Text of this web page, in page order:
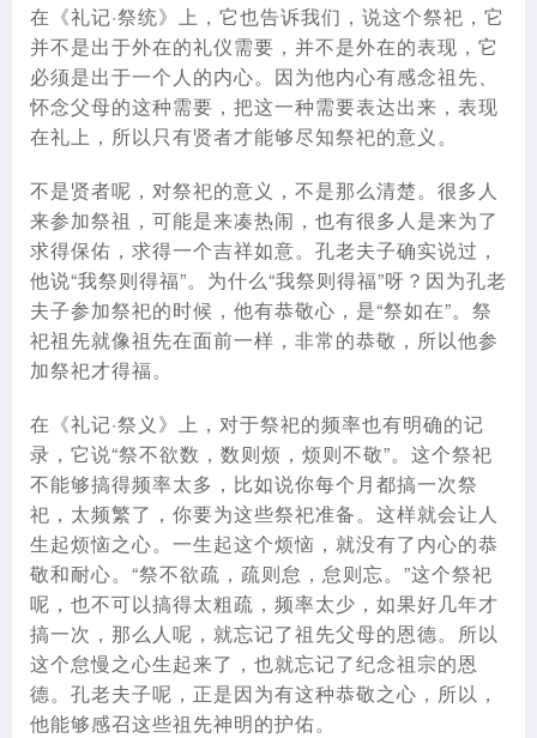
在《礼记·祭统》上，它也告诉我们，说这个祭祀，它
并不是出于外在的礼仪需要，并不是外在的表现，它
必须是出于一个人的内心。因为他内心有感念祖先、
怀念父母的这种需要，把这一种需要表达出来，表现
在礼上，所以只有贤者才能够尽知祭祀的意义。
不是贤者呢，对祭祀的意义，不是那么清楚。很多人
来参加祭祖，可能是来凑热闹，也有很多人是来为了
求得保佑，求得一个吉祥如意。孔老夫子确实说过，
他说“我祭则得福”。为什么“我祭则得福”呀？因为孔老
夫子参加祭祀的时候，他有恭敬心，是“祭如在”。祭
祀祖先就像祖先在面前一样，非常的恭敬，所以他参
加祭祀才得福。
在《礼记·祭义》上，对于祭祀的频率也有明确的记
录，它说“祭不欲数，数则烦，烦则不敬”。这个祭祀
不能够搞得频率太多，比如说你每个月都搞一次祭
祀，太频繁了，你要为这些祭祀准备。这样就会让人
生起烦恼之心。一生起这个烦恼，就没有了内心的恭
敬和耐心。“祭不欲疏，疏则怠，怠则忘。”这个祭祀
呢，也不可以搞得太粗疏，频率太少，如果好几年才
搞一次，那么人呢，就忘记了祖先父母的恩德。所以
这个怠慢之心生起来了，也就忘记了纪念祖宗的恩
德。孔老夫子呢，正是因为有这种恭敬之心，所以，
他能够感召这些祖先神明的护佑。